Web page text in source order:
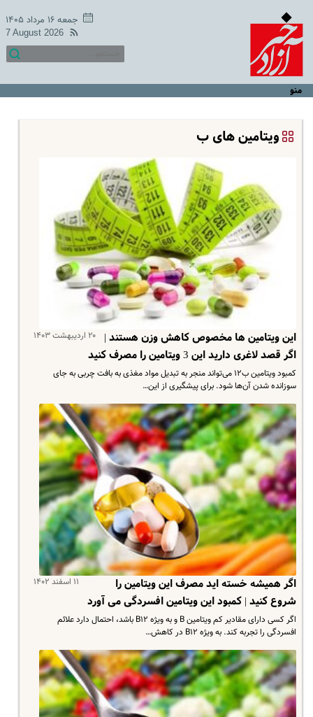
جمعه ۱۶ مرداد ۱۴۰۵
7 August 2026
منو
ویتامین های ب
۲۰ اردیبهشت ۱۴۰۳
این ویتامین ها مخصوص کاهش وزن هستند |
اگر قصد لاغری دارید این 3 ویتامین را مصرف کنید
کمبود ویتامین ب۱۲ می‌تواند منجر به تبدیل مواد مغذی به بافت چربی به جای
سوزانده شدن آن‌ها شود. برای پیشگیری از این…
۱۱ اسفند ۱۴۰۲
اگر همیشه خسته اید مصرف این ویتامین را
شروع کنید | کمبود این ویتامین افسردگی می آورد
اگر کسی دارای مقادیر کم ویتامین B و به ویژه B۱۲ باشد، احتمال دارد علائم
افسردگی را تجربه کند. به ویژه B۱۲ در کاهش…